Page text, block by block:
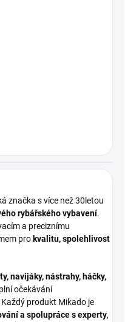
značka s více než 30letou
rybářského vybavení.
a preciznímu
pro kvalitu, spolehlivost
navijáky, nástrahy, háčky,
očekávání
Každý produkt Mikado je
a spolupráce s experty,